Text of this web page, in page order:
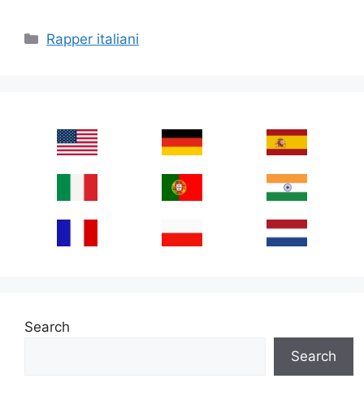
Categories
Rapper italiani
Search
Search